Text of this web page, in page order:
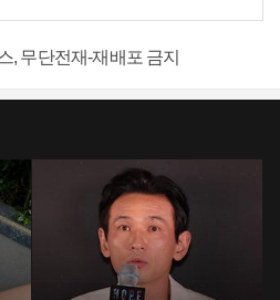
무단전재-재배포 금지